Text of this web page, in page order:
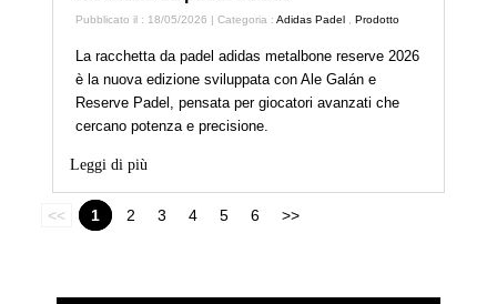
Pubblicato il : 18/05/2026 | Categoria :Adidas Padel ,Prodotto
La racchetta da padel adidas metalbone reserve 2026
è la nuova edizione sviluppata con Ale Galán e
Reserve Padel, pensata per giocatori avanzati che
cercano potenza e precisione.
Leggi di più
<< 1 2 3 4 5 6 >>